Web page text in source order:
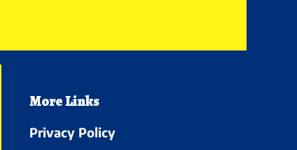
More Links
Privacy Policy